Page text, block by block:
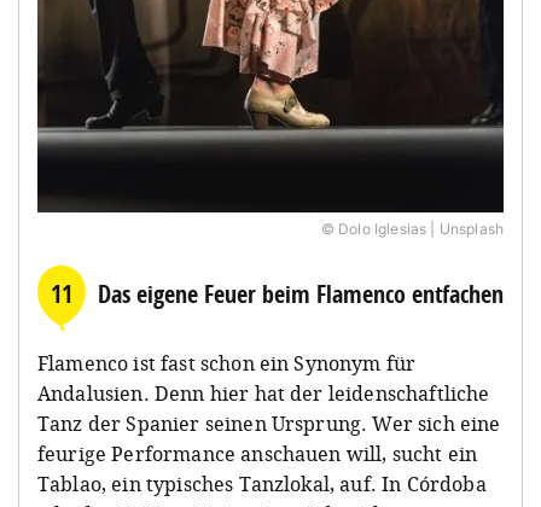
© Dolo Iglesias | Unsplash
11 Das eigene Feuer beim Flamenco entfachen
Flamenco ist fast schon ein Synonym für
Andalusien. Denn hier hat der leidenschaftliche
Tanz der Spanier seinen Ursprung. Wer sich eine
feurige Performance anschauen will, sucht ein
Tablao, ein typisches Tanzlokal, auf. In Córdoba